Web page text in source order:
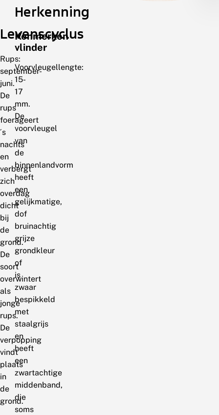
Levenscyclus
Rups:
september-
juni.
De
rups
foerageert
´s
nachts
en
verbergt
zich
overdag
dicht
bij
de
grond.
De
soort
overwintert
als
jonge
rups.
De
verpopping
vindt
plaats
in
de
grond.
Herkenning
Kenmerken
vlinder
Voorvleugellengte:
15-
17
mm.
De
voorvleugel
van
de
binnenlandvorm
heeft
een
gelijkmatige,
dof
bruinachtig
grijze
grondkleur
of
is
zwaar
bespikkeld
met
staalgrijs
en
heeft
een
zwartachtige
middenband,
die
soms